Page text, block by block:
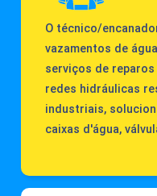
O técnico/
vazamentos de
serviços de reparos
redes hidráulicas
industriais,
caixas d'água,